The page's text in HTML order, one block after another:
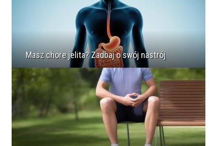
Masz chore jelita? Zadbaj o swój nastrój